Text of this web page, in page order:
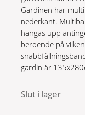
Gardinen har
nederkant.
hängas upp
beroende på
gardin är
Slut i lager